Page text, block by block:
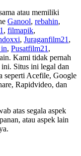
atau memiliki
Ganool, rebahin,
, filmapik,
, Juraganfilm21 ,
, Pusatfilm21 ,
Kami tidak pernah
ini. Situs ini legal dan
seperti Acefile, Google
Rapidvideo, dan
atas segala aspek
atau aspek lain